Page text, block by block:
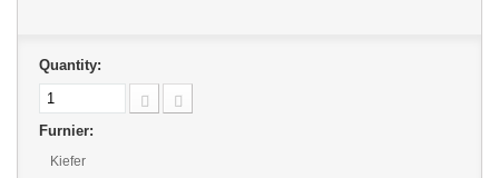
Quantity:
Furnier:
Kiefer